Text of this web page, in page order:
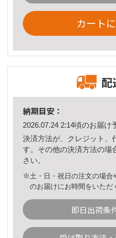
カート
配
納期目安：
2026.07.24 2:14頃のお届け
決済方法が、クレジット、
す。その他の決済方法の場
さい。
※土・日・祝日の注文の場合
のお届けにお時間をいただ
即日出荷条